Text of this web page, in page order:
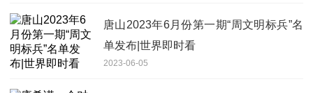
唐山2023年6月份第一期“周文明标兵”名
单发布|世界即时看
2023-06-05